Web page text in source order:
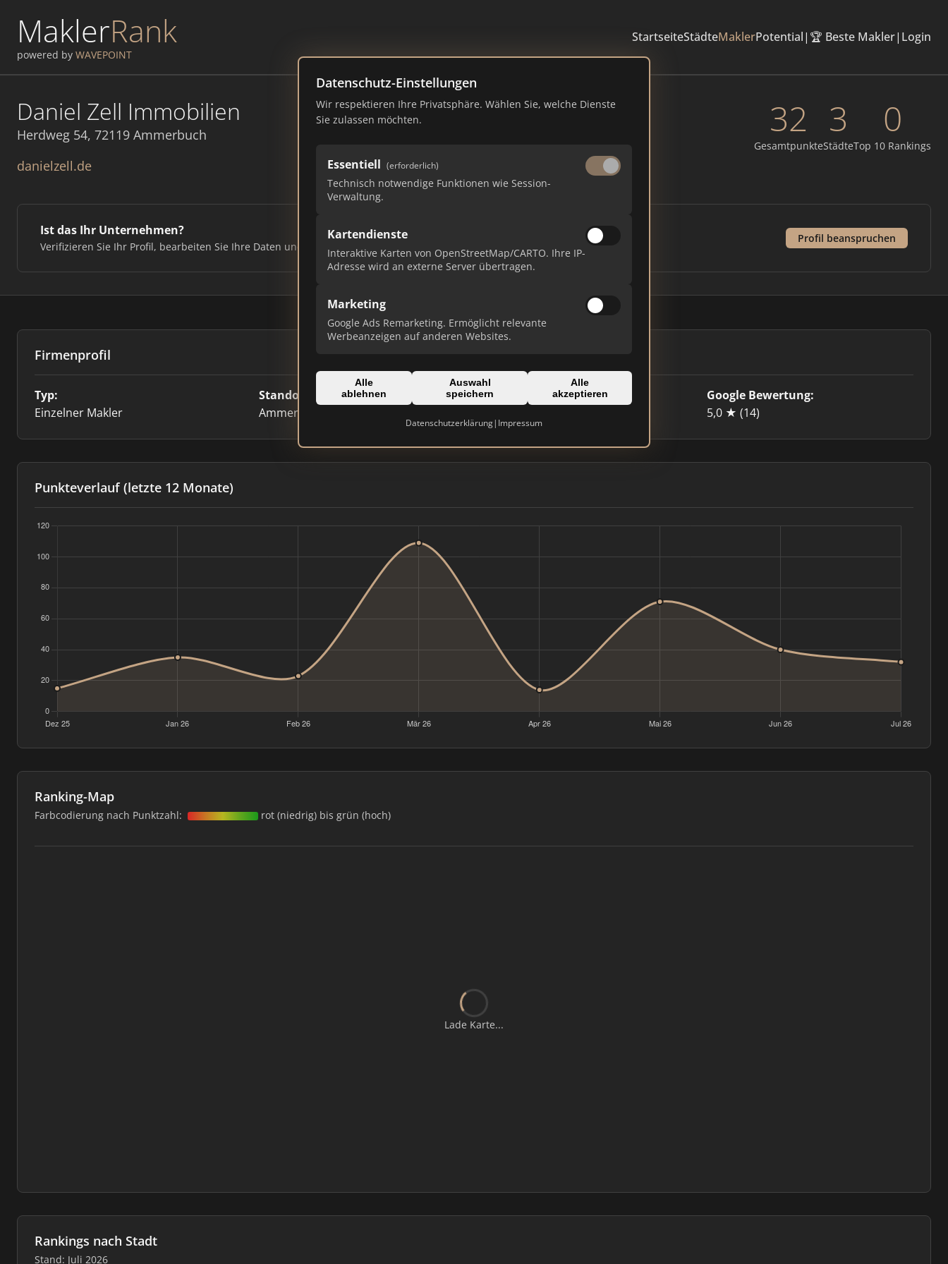
MaklerRank
powered by WAVEPOINT
StartseiteStädteMaklerPotential| 🏆 Beste Makler| Login
Datenschutz-Einstellungen
Wir respektieren Ihre Privatsphäre. Wählen Sie, welche Dienste
Sie zulassen möchten.
Essentiell (erforderlich)
Technisch notwendige Funktionen wie Session-
Verwaltung.
Kartendienste
Interaktive Karten von OpenStreetMap/CARTO. Ihre IP-
Adresse wird an externe Server übertragen.
Marketing
Google Ads Remarketing. Ermöglicht relevante
Werbeanzeigen auf anderen Websites.
Alle
ablehnen
Auswahl
speichern
Alle
akzeptieren
Datenschutzerklärung| Impressum
Daniel Zell Immobilien
Herdweg 54, 72119 Ammerbuch
danielzell.de
32
Gesamtpunkte
3
Städte
0
Top 10 Rankings
Ist das Ihr Unternehmen?
Verifizieren Sie Ihr Profil, bearbeiten Sie Ihre Daten und erhalten Sie monatliche Ranking-Updates.
Profil beanspruchen
Firmenprofil
Typ:
Einzelner Makler
Standort:
Ammerbuch
Domain:
Google Bewertung:
5,0 ★ (14)
Punkteverlauf (letzte 12 Monate)
Ranking-Map
Farbcodierung nach Punktzahl: rot (niedrig) bis grün (hoch)
Lade Karte...
Rankings nach Stadt
Stand: Juli 2026